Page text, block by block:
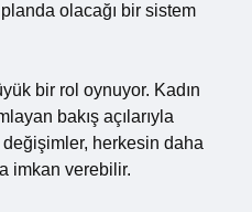
olacağı bir sistem
bir rol oynuyor. Kadın
bakış açılarıyla
herkesin daha
imkan verebilir.